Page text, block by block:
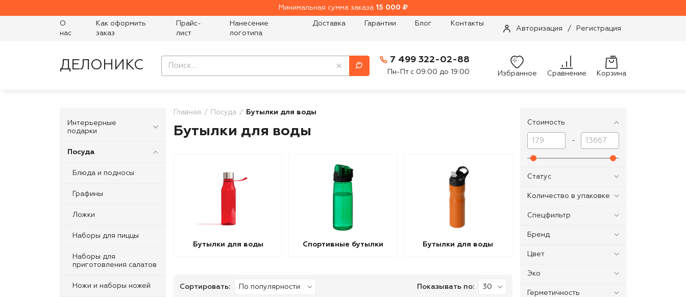
Минимальная сумма заказа 15 000 ₽
О
нас
Как оформить
заказ
Прайс-
лист
Нанесение
логотипа
Доставка Гарантии Блог Контакты
Авторизация / Регистрация
ДЕЛОНИКС 7 499 322-02-88
Пн-Пт с 09:00 до 19:00 Избранное Сравнение Корзина
Интерьерные
подарки
Посуда
Блюда и подносы
Графины
Ложки
Наборы для пиццы
Наборы для
приготовления салатов
Ножи и наборы ножей
Главная Посуда Бутылки для воды
Бутылки для воды
Бутылки для воды Спортивные бутылки Бутылки для воды
Сортировать: Показывать по:
Стоимость
-
Статус
Количество в упаковке
Спецфильтр
Бренд
Цвет
Эко
Герметичность